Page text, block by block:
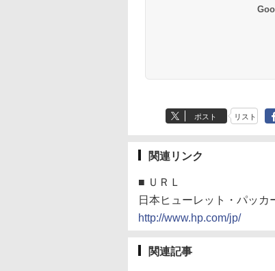
ポスト リスト
関連リンク
■ ＵＲＬ
日本ヒューレット・パッカ
http://www.hp.com/jp/
関連記事